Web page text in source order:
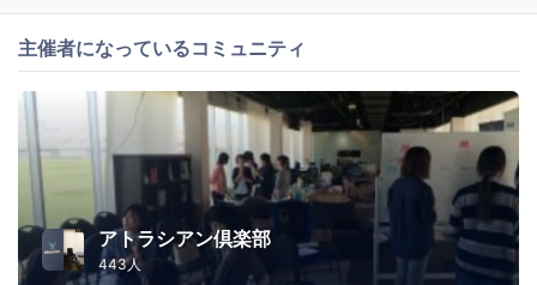
主催者になっているコミュニティ
アトラシアン倶楽部
443人